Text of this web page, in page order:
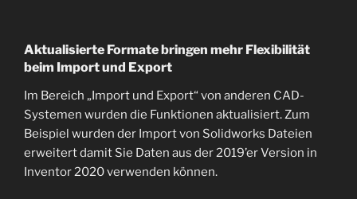
Aktualisierte Formate bringen mehr Flexibilität
beim Import und Export
Im Bereich „Import und Export“ von anderen CAD-
Systemen wurden die Funktionen aktualisiert. Zum
Beispiel wurden der Import von Solidworks Dateien
erweitert damit Sie Daten aus der 2019’er Version in
Inventor 2020 verwenden können.